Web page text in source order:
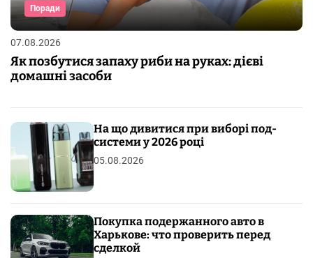
Поради
07.08.2026
Як позбутися запаху риби на руках: дієві
домашні засоби
На що дивитися при виборі под-
системи у 2026 році
05.08.2026
Покупка подержанного авто в
Харькове: что проверить перед
сделкой